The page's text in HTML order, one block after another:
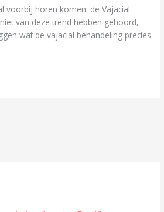
voorbij horen komen: de Vajacial.
van deze trend hebben gehoord,
wat de vajacial behandeling precies